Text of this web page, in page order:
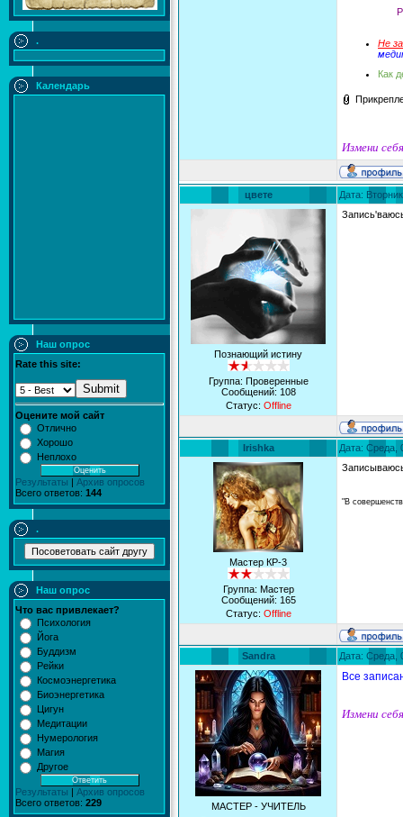
.
Календарь
Наш опрос
Rate this site:
Submit
Оцените мой сайт
Отлично
Хорошо
Неплохо
Результаты
Архив опросов
Всего ответов: 144
.
Наш опрос
Что вас привлекает?
Психология
Йога
Буддизм
Рейки
Космоэнергетика
Биоэнергетика
Цигун
Медитации
Нумерология
Магия
Другое
Результаты | Архив опросов
Всего ответов: 229
Не
Как
Измени
цвете Дата:
Познающий истину
Группа: Проверенные
Сообщений: 108
Статус: Offline
Irishka Дата: Среда,
Мастер КР-3
Группа: Мастер
Сообщений: 165
Статус: Offline
"В
Sandra Дата: Среда,
МАСТЕР - УЧИТЕЛЬ
Все
Измени